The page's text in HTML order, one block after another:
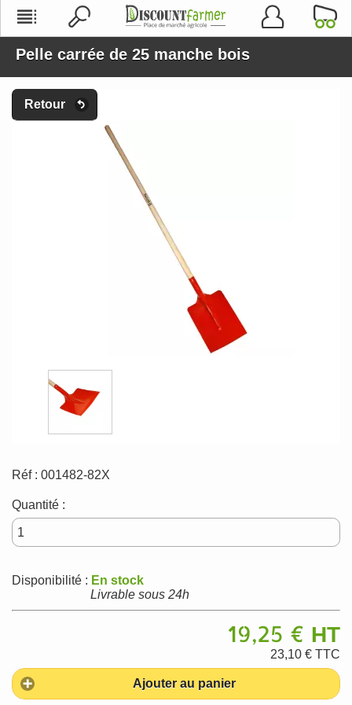
Pelle carrée de 25 manche bois
Retour
Réf : 001482-82X
Quantité :
Disponibilité : En stock
Livrable sous 24h
19,25 € HT
23,10 € TTC
Ajouter au panier